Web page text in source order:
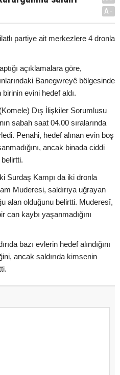
A-
partiye ait merkezlere 4 dronla
açıklamalara göre,
Banegwreyê bölgesinde
evini hedef aldı.
Dış İlişkiler Sorumlusu
sabah saat 04.00 sıralarında
Penahi, hedef alınan evin boş
ancak binada ciddi
Surdaş Kampı da iki dronla
Muderesi, saldırıya uğrayan
alan olduğunu belirtti. Muderesî,
can kaybı yaşanmadığını
bazı evlerin hedef alındığını
ancak saldırıda kimsenin